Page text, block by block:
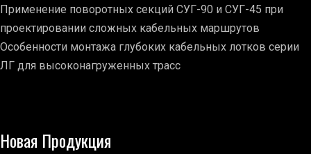
Применение поворотных секций СУГ-90 и СУГ-45 при
проектировании сложных кабельных маршрутов
Особенности монтажа глубоких кабельных лотков серии
ЛГ для высоконагруженных трасс
Новая Продукция